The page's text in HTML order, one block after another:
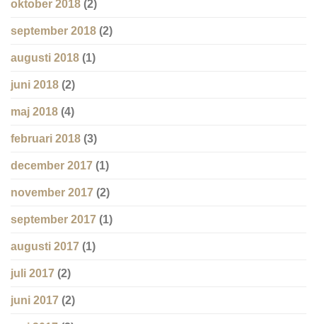
oktober 2018 (2)
september 2018 (2)
augusti 2018 (1)
juni 2018 (2)
maj 2018 (4)
februari 2018 (3)
december 2017 (1)
november 2017 (2)
september 2017 (1)
augusti 2017 (1)
juli 2017 (2)
juni 2017 (2)